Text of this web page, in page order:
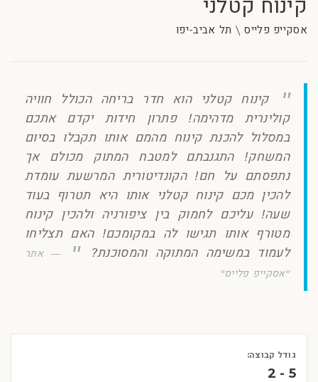
קינוח קטלני
אסקייפ פלייס \ תל אביב-יפו
קינוח קטלני הוא חדר בריחה הכולל חוויה
קולינרית מדהימה! פתרון חידות יקדם אתכם
במסלול להכנת קינוח מהמם אותו תקבלו בסיום
המשחק! התגנבתם למטבח המתוק מכולם אך
נתפסתם על חם! הקונדיטורית המרשעת עומדת
להכין מכם קינוח קטלני אותו היא תטרוף בעוד
שעה! עליכם לחמוק בין ציפורניה ולהכין קינוח
מטורף אותו תגישו לה במקומכם! האם תצליחו
לעמוד במשימה המתוקה והמסוכנת?
אתר
"אסקייפ פלייס"
גודל קבוצה:
2 - 5